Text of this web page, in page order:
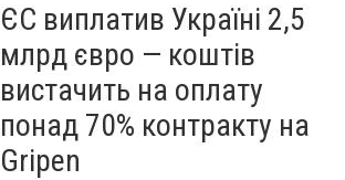
ЄС виплатив Україні 2,5
млрд євро — коштів
вистачить на оплату
понад 70% контракту на
Gripen